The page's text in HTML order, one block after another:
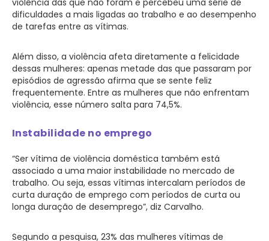
dificuldades a mais ligadas ao trabalho e ao desempenho
de tarefas entre as vítimas.
Além disso, a violência afeta diretamente a felicidade
dessas mulheres: apenas metade das que passaram por
episódios de agressão afirma que se sente feliz
frequentemente. Entre as mulheres que não enfrentam
violência, esse número salta para 74,5%.
Instabilidade no emprego
“Ser vítima de violência doméstica também está
associado a uma maior instabilidade no mercado de
trabalho. Ou seja, essas vítimas intercalam períodos de
curta duração de emprego com períodos de curta ou
longa duração de desemprego”, diz Carvalho.
Segundo a pesquisa, 23% das mulheres vítimas de